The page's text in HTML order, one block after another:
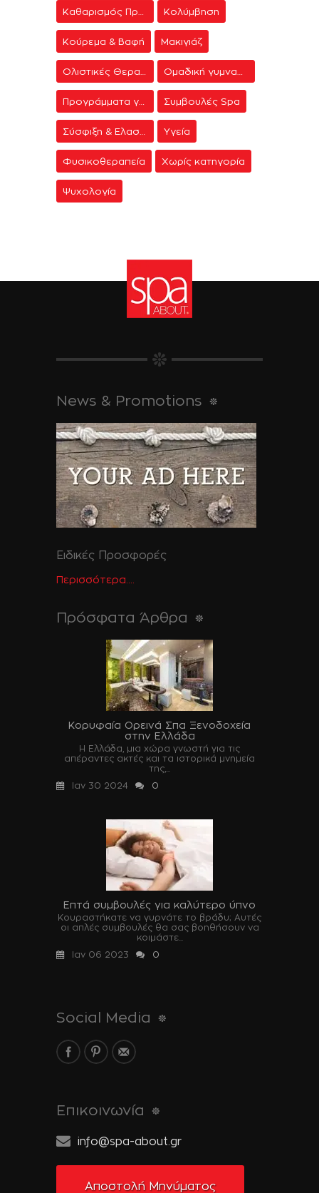
Κολύμβηση
Κούρεμα & Βαφή Μακιγιάζ
Συμβουλές Spa
Υγεία
Φυσικοθεραπεία Χωρίς κατηγορία
Ψυχολογία
News & Promotions
Ειδικές Προσφορές
Περισσότερα....
Πρόσφατα Άρθρα
Κορυφαία Ορεινά Σπα Ξενοδοχεία
στην Ελλάδα
Η Ελλάδα, μια χώρα γνωστή για τις
απέραντες ακτές και τα ιστορικά μνημεία
της,...
Ιαν 30 2024
0
Επτά συμβουλές για καλύτερο ύπνο
Κουραστήκατε να γυρνάτε το βράδυ; Αυτές
οι απλές συμβουλές θα σας βοηθήσουν να
κοιμάστε...
Ιαν 06 2023
0
Social Media
Επικοινωνία
info@spa-about.gr
Αποστολή Μηνύματος